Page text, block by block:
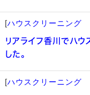
[ハウスクリーニング
リアライフ香川でハウ
した。
[ハウスクリーニング